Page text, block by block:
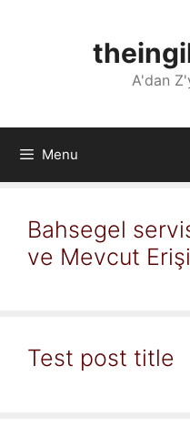
A'dan
Menu
Bahsegel
ve Mevcut
Test post title